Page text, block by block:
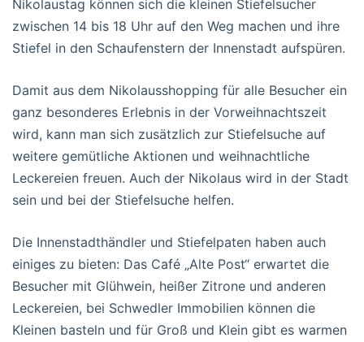
Nikolaustag können sich die kleinen Stiefelsucher
zwischen 14 bis 18 Uhr auf den Weg machen und ihre
Stiefel in den Schaufenstern der Innenstadt aufspüren.
Damit aus dem Nikolausshopping für alle Besucher ein
ganz besonderes Erlebnis in der Vorweihnachtszeit
wird, kann man sich zusätzlich zur Stiefelsuche auf
weitere gemütliche Aktionen und weihnachtliche
Leckereien freuen. Auch der Nikolaus wird in der Stadt
sein und bei der Stiefelsuche helfen.
Die Innenstadthändler und Stiefelpaten haben auch
einiges zu bieten: Das Café „Alte Post“ erwartet die
Besucher mit Glühwein, heißer Zitrone und anderen
Leckereien, bei Schwedler Immobilien können die
Kleinen basteln und für Groß und Klein gibt es warmen